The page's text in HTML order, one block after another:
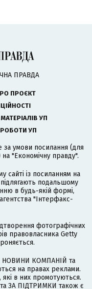
ПРАВДА
ПРОЄКТ
УП
УП
за умови посилання (для
"Економічну правду".
сайті із посиланням на
подальшому
в будь-якій формі,
"Інтерфакс-
фотографічних
правовласника Getty
НОВИНИ КОМПАНІЙ та
на правах реклами.
в них промотуються.
ЗА ПІДТРИМКИ також є